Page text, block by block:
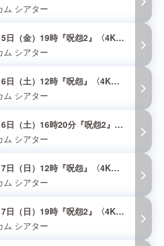
ム シアター
9月5日（金）19時『呪怨2』〈4K：シネマ版〉上映回
ム シアター
9月6日（土）12時『呪怨』〈4K：シネマ版〉上映回
ム シアター
9月6日（土）16時20分『呪怨2』〈4K：シネマ版〉上映回
ム シアター
9月7日（日）12時『呪怨』〈4K：シネマ版〉上映回
ム シアター
9月7日（日）19時『呪怨2』〈4K：シネマ版〉上映回
ム シアター